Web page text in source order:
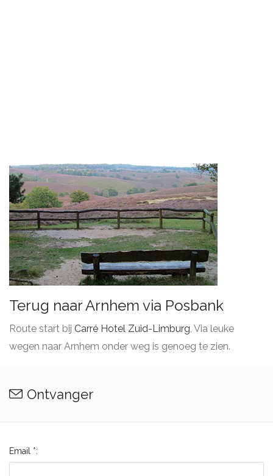
Terug naar Arnhem via Posbank
Route start bij Carré Hotel Zuid-Limburg, Via leuke
wegen naar Arnhem onder weg is genoeg te zien.
Ontvanger
Email *: